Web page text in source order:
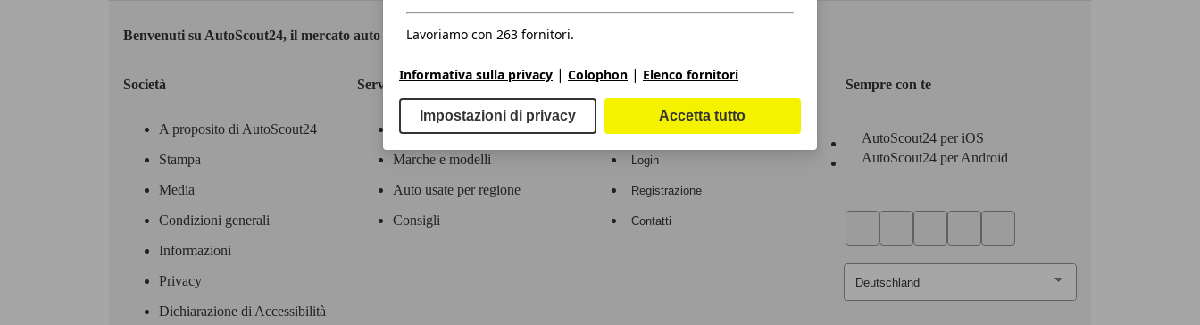
Benvenuti su AutoScout24, il mercato auto europeo.
Società
A proposito di AutoScout24
Stampa
Media
Condizioni generali
Informazioni
Privacy
Dichiarazione di Accessibilità
Servizi
Contatti
Marche e modelli
Auto usate per regione
Consigli
Area rivenditori
Login
Registrazione
Contatti
Sempre con te
AutoScout24 per iOS
AutoScout24 per Android
Lavoriamo con 263 fornitori.
Informativa sulla privacy | Colophon | Elenco fornitori
Impostazioni di privacy Accetta tutto